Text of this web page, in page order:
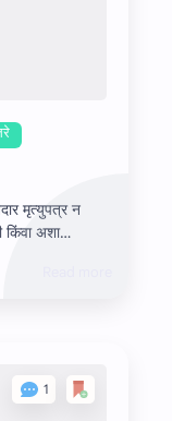
किंवा अशा